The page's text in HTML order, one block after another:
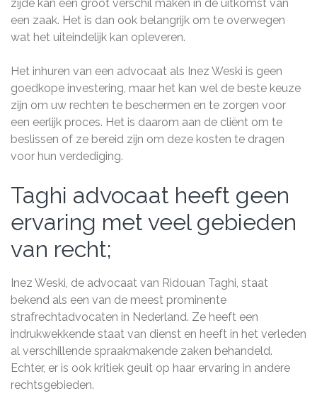
zijde kan een groot verschil maken in de uitkomst van
een zaak. Het is dan ook belangrijk om te overwegen
wat het uiteindelijk kan opleveren.
Het inhuren van een advocaat als Inez Weski is geen
goedkope investering, maar het kan wel de beste keuze
zijn om uw rechten te beschermen en te zorgen voor
een eerlijk proces. Het is daarom aan de cliënt om te
beslissen of ze bereid zijn om deze kosten te dragen
voor hun verdediging.
Taghi advocaat heeft geen
ervaring met veel gebieden
van recht;
Inez Weski, de advocaat van Ridouan Taghi, staat
bekend als een van de meest prominente
strafrechtadvocaten in Nederland. Ze heeft een
indrukwekkende staat van dienst en heeft in het verleden
al verschillende spraakmakende zaken behandeld.
Echter, er is ook kritiek geuit op haar ervaring in andere
rechtsgebieden.